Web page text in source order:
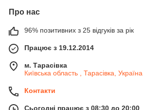
Про нас
96% позитивних з 25 відгуків за рік
Працює з 19.12.2014
м. Тарасівка
Київська область , Тарасівка, Україна
Контакти
Сьогодні працює з 08:30 до 20:00